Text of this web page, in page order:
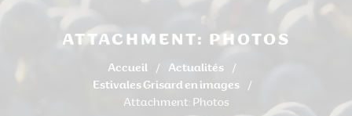
ATTACHMENT: PHOTOS
Accueil
Actualités
Estivales Grisard en images
Attachment: Photos